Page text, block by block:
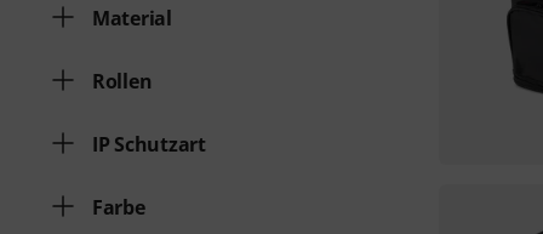
Material
Rollen
IP Schutzart
Farbe